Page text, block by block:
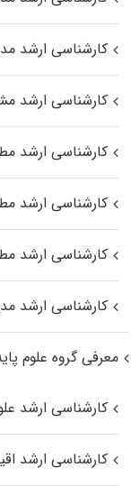
کارشناسی ارشد
کارشناسی ارشد
کارشناسی ارشد
کارشناسی ارشد
کارشناسی ارشد
کارشناسی ارشد
معرفی گروه علوم
کارشناسی ارشد
کارشناسی ارشد